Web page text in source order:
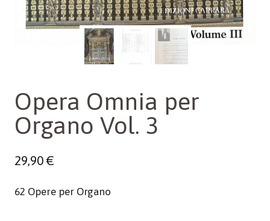
Opera Omnia per
Organo Vol. 3
29,90€
62 Opere per Organo